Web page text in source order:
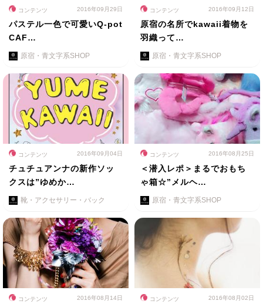
コンテンツ 2016年09月29日
パステル一色で可愛いQ-pot
CAF…
原宿・青文字系SHOP
コンテンツ 2016年09月12日
原宿の名所でkawaii着物を
羽織って…
原宿・青文字系SHOP
コンテンツ 2016年09月04日
チュチュアンナの新作ソッ
クスは”ゆめか…
靴・アクセサリー・バック
コンテンツ 2016年08月25日
＜潜入レポ＞まるでおもち
ゃ箱☆”メルヘ…
原宿・青文字系SHOP
コンテンツ 2016年08月14日 コンテンツ 2016年08月02日